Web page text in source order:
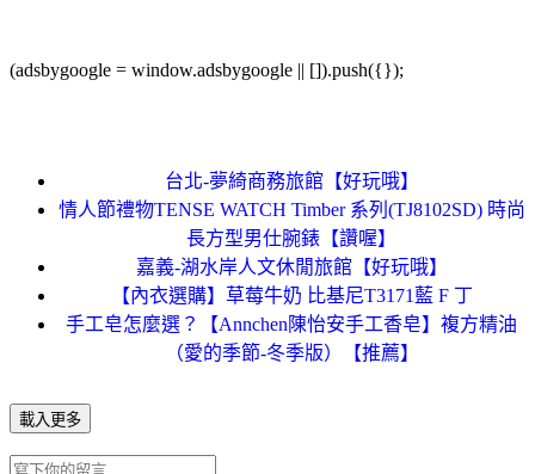
(adsbygoogle = window.adsbygoogle || []).push({});
台北-夢綺商務旅館【好玩哦】
情人節禮物TENSE WATCH Timber 系列(TJ8102SD) 時尚
長方型男仕腕錶【讚喔】
嘉義-湖水岸人文休閒旅館【好玩哦】
【內衣選購】草莓牛奶 比基尼T3171藍 F 丁
手工皂怎麼選？【Annchen陳怡安手工香皂】複方精油
（愛的季節-冬季版）【推薦】
載入更多